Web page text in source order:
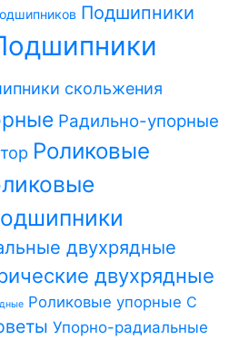
Подшипники
скольжения
Радильно-упорные
Роликовые
двухрядные
двухрядные
Роликовые упорные С
Упорно-радиальные